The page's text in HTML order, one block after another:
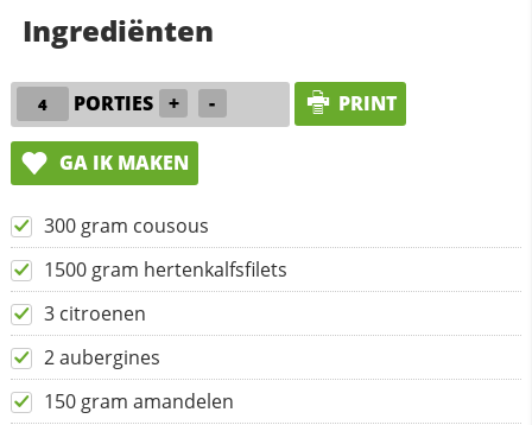
Ingrediënten
PORTIES + - PRINT
GA IK MAKEN
300 gram cousous
1500 gram hertenkalfsfilets
3 citroenen
2 aubergines
150 gram amandelen